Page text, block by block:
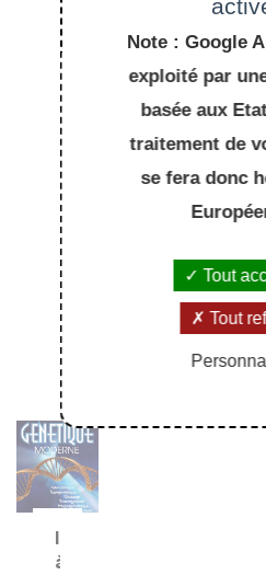
À LIRE
Introduction
à
Note : Google
exploité par
basée aux
traitement de
se fera donc
Tout
Tout